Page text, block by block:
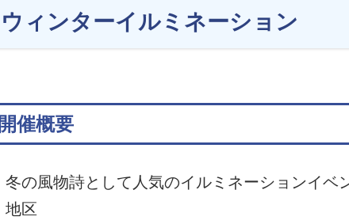
ウィンターイルミネーション
開催概要
冬の風物詩として人気のイルミネーションイ
地区